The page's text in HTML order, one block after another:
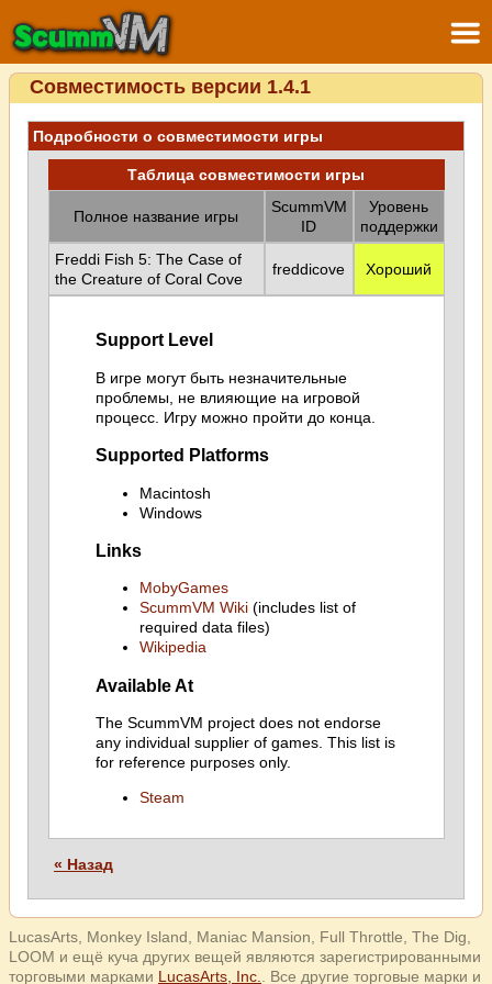
Совместимость версии 1.4.1
Подробности о совместимости игры
Таблица совместимости игры
Полное название игры
ScummVM
ID
Уровень
поддержки
Freddi Fish 5: The Case of
the Creature of Coral Cove
freddicove Хороший
Support Level
В игре могут быть незначительные
проблемы, не влияющие на игровой
процесс. Игру можно пройти до конца.
Supported Platforms
Macintosh
Windows
Links
MobyGames
ScummVM Wiki(includes list of
required data files)
Wikipedia
Available At
The ScummVM project does not endorse
any individual supplier of games. This list is
for reference purposes only.
Steam
« Назад
LucasArts, Monkey Island, Maniac Mansion, Full Throttle, The Dig,
LOOM и ещё куча других вещей являются зарегистрированными
торговыми марками LucasArts, Inc. . Все другие торговые марки и